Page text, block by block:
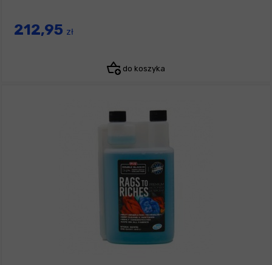
212,95 zł
do koszyka